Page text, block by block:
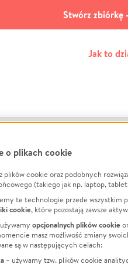
Stwórz zbiórkę
Jak to
Instagram
Youtube
o plikach cookie
plików cookie oraz podobnych
(takiego jak np. laptop,
te technologie przede wszystkim
cookie, które pozostają zawsze
opcjonalnych plików cookie
masz możliwość zmiany
są w następujących celach:
– używamy tzw. plików cookie